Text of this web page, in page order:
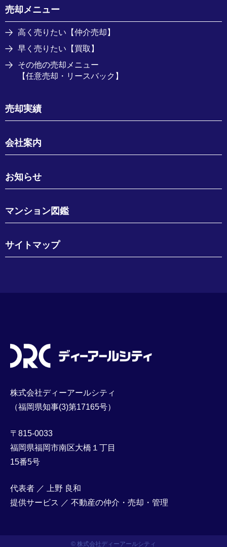
株式会社ディーアールシティ
（福岡県知事(3)第17165号）
〒815-0033
福岡県福岡市南区大橋１丁目
15番5号
代表者 ／ 上野 良和
提供サービス ／ 不動産の仲介・売却・管理
売却メニュー
高く売りたい【仲介売却】
早く売りたい【買取】
その他の売却メニュー
【任意売却・リースバック】
売却実績
会社案内
お知らせ
マンション図鑑
サイトマップ
© 株式会社ディーアールシティ